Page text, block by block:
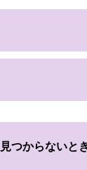
見つからないと